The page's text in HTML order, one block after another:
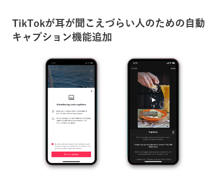
TikTokが耳が聞こえづらい人のための自動
キャプション機能追加